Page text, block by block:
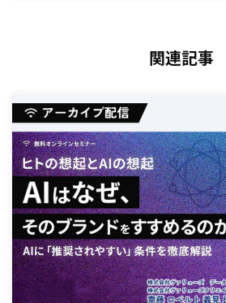
関連記事